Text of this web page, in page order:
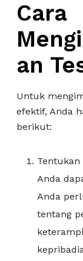
Cara
an
Untuk
efektif, Anda
berikut:
Tentukan
Anda
Anda
tentang